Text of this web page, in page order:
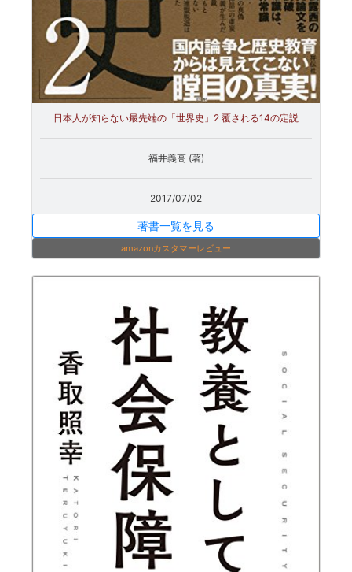
日本人が知らない最先端の「世界史」2 覆される14の定説
福井義高 (著)
2017/07/02
著書一覧を見る
amazonカスタマーレビュー